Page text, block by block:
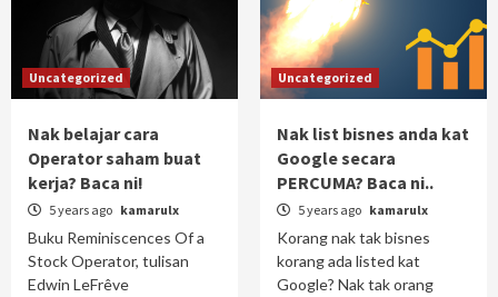
Uncategorized
Nak belajar cara
Operator saham buat
kerja? Baca ni!
5 years ago kamarulx
Buku Reminiscences Of a
Stock Operator, tulisan
Edwin LeFrêve
Uncategorized
Nak list bisnes anda kat
Google secara
PERCUMA? Baca ni..
5 years ago kamarulx
Korang nak tak bisnes
korang ada listed kat
Google? Nak tak orang